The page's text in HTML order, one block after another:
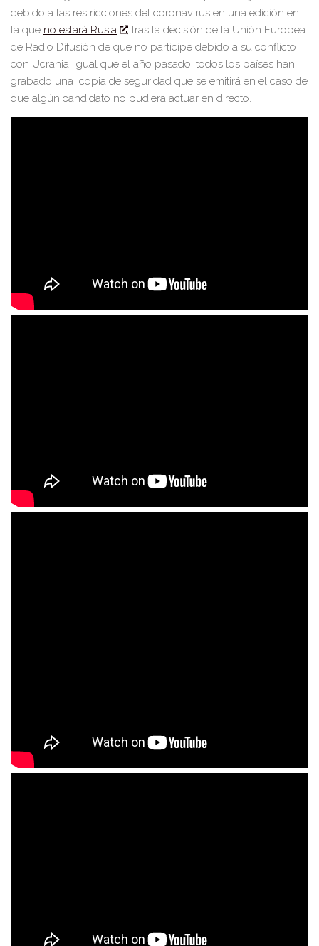
debido a las restricciones del coronavirus en una edición en
la que no estará Rusia
, tras la decisión de la Unión Europea
de Radio Difusión de que no participe debido a su conflicto
con Ucrania. Igual que el año pasado, todos los países han
grabado una copia de seguridad que se emitirá en el caso de
que algún candidato no pudiera actuar en directo.